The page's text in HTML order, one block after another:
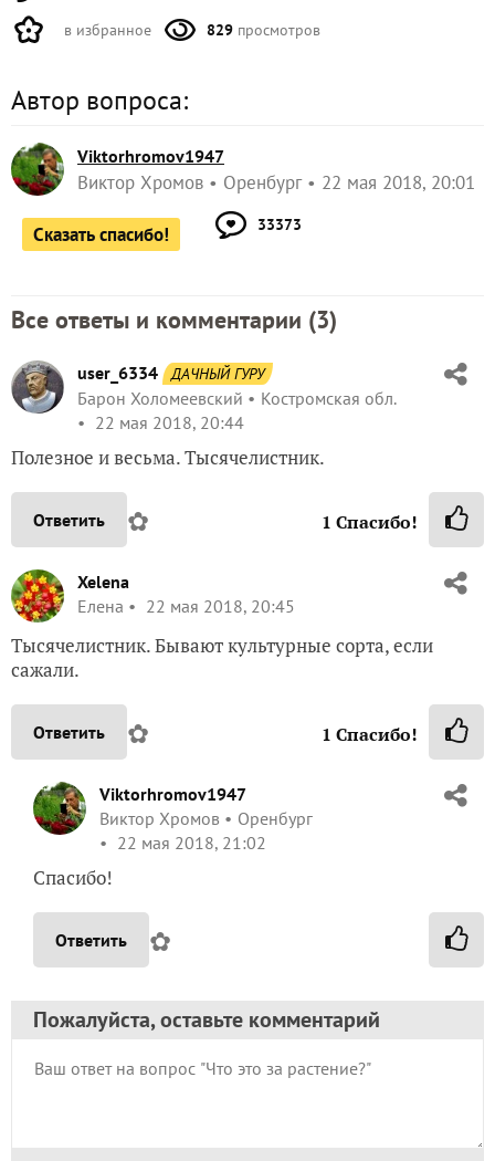
в избранное 829 просмотров
Автор вопроса:
Viktorhromov1947
Виктор Хромов Оренбург 22 мая 2018, 20:01
Сказать спасибо! 33373
Все ответы и комментарии (3)
user_6334 ДАЧНЫЙ ГУРУ
Барон Холомеевский
Костромская обл.
22 мая 2018, 20:44
Полезное и весьма. Тысячелистник.
Ответить ✿ 1 Спасибо!
Xelena
Елена
22 мая 2018, 20:45
Тысячелистник. Бывают культурные сорта, если
сажали.
Ответить ✿ 1 Спасибо!
Viktorhromov1947
Виктор Хромов
Оренбург
22 мая 2018, 21:02
Спасибо!
Ответить ✿
Пожалуйста, оставьте комментарий